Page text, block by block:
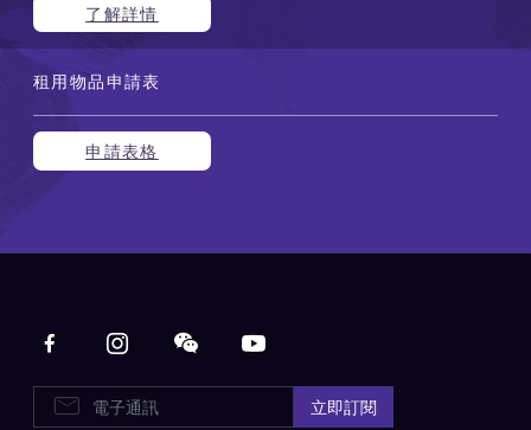
了解詳情
租用物品申請表
申請表格
Main navigation
E-Newsletters 立即訂閱